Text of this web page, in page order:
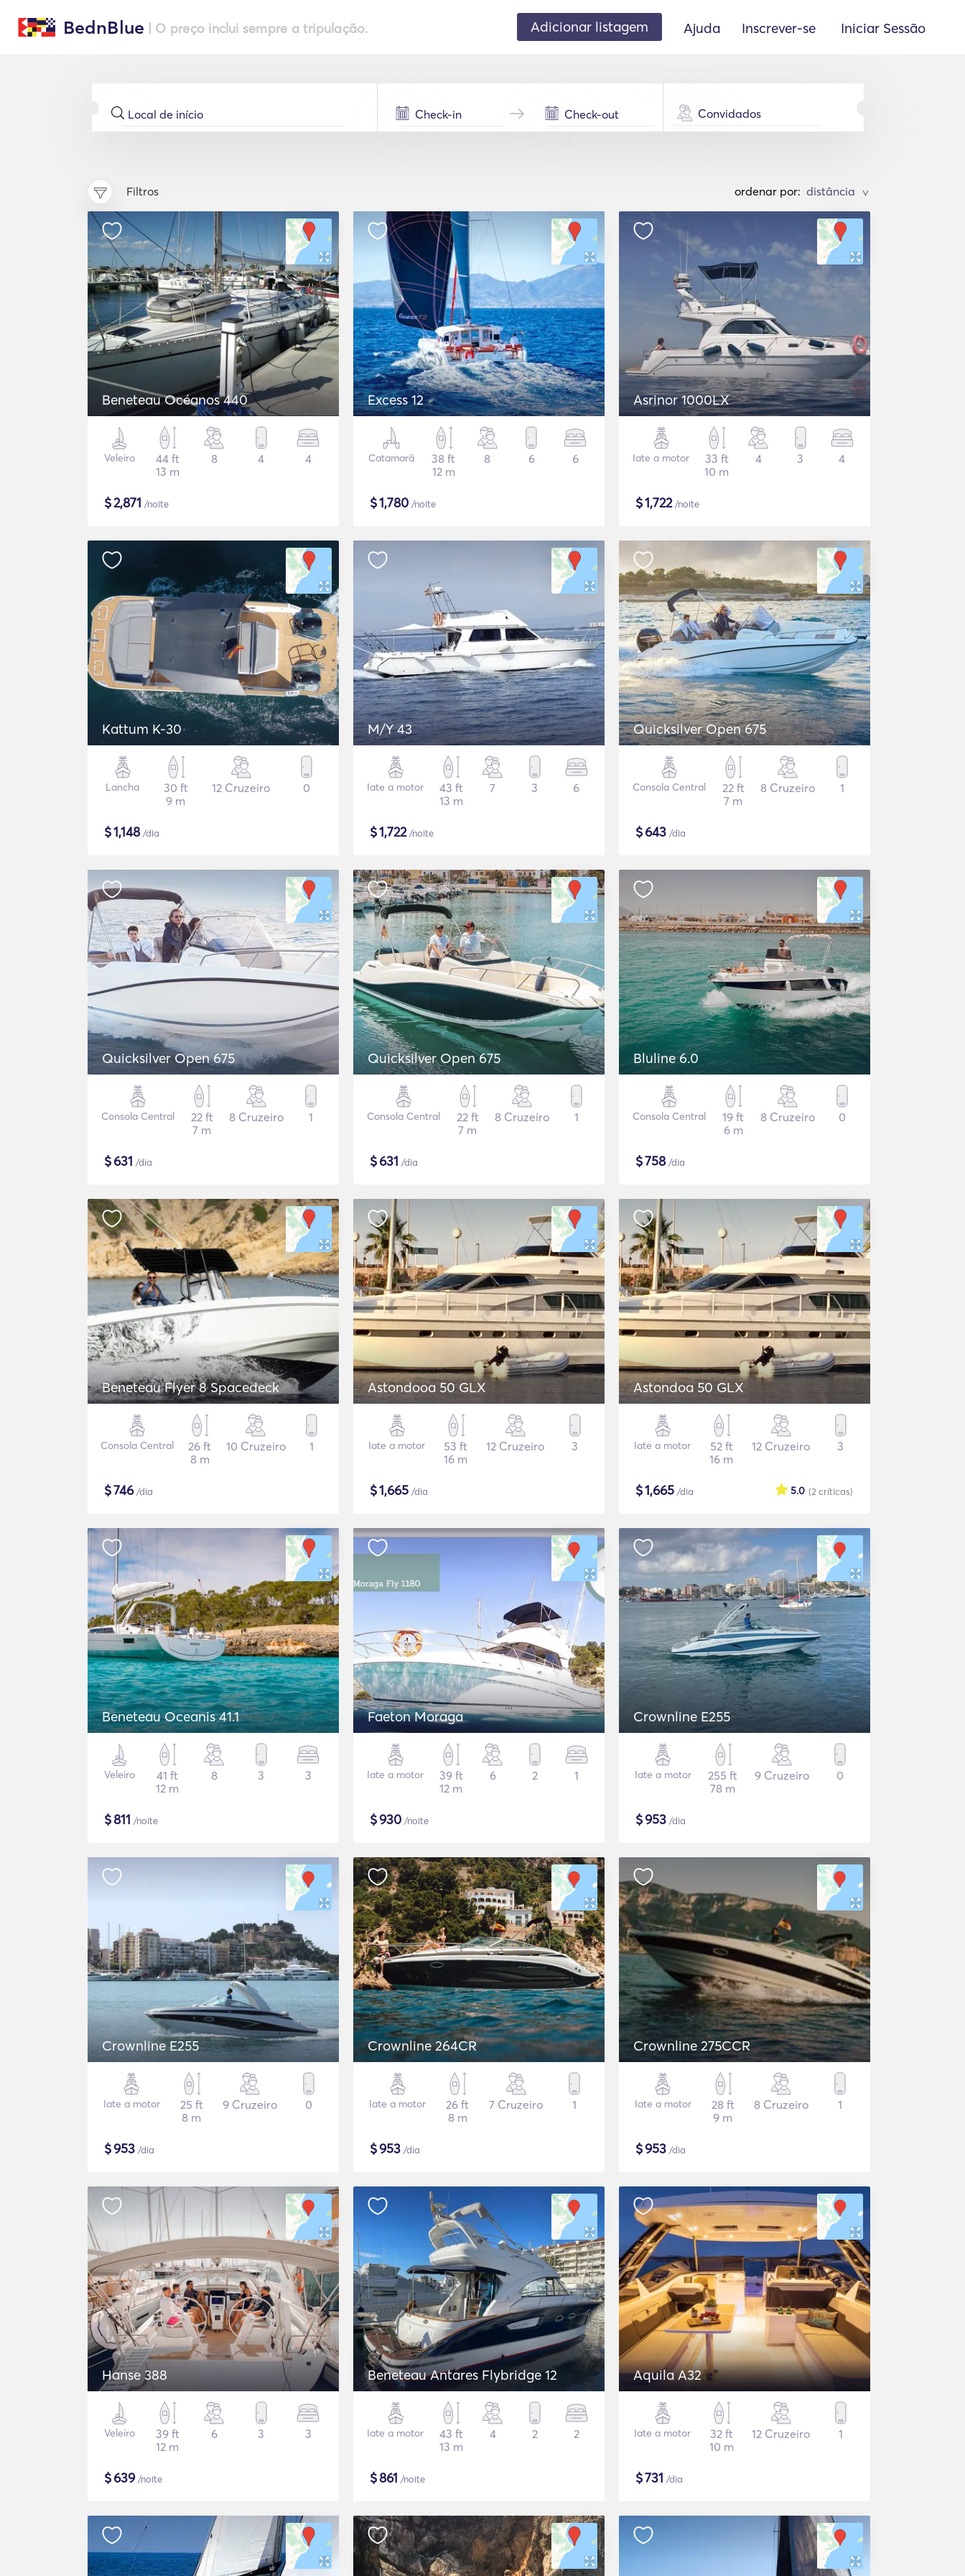
BednBlue | O preço inclui sempre a tripulação. Adicionar listagem Ajuda Inscrever-se Iniciar Sessão
Convidados
Filtros ordenar por: >
Beneteau Océanos 440
Veleiro
44 ft
13 m
8 4 4
$2,871 /noite
Excess 12
Catamarã
38 ft
12 m
8 6 6
$1,780 /noite
Asrinor 1000LX
Iate a motor
33 ft
10 m
4 3 4
$1,722/noite
Kattum K-30
Lancha
30 ft
9 m
12 Cruzeiro 0
$1,148/dia
M/Y 43
Iate a motor
43 ft
13 m
7 3 6
$1,722/noite
Quicksilver Open 675
Consola Central
22 ft
7 m
8 Cruzeiro 1
$643 /dia
Quicksilver Open 675
Consola Central
22 ft
7 m
8 Cruzeiro 1
$631 /dia
Quicksilver Open 675
Consola Central
22 ft
7 m
8 Cruzeiro 1
$631 /dia
Bluline 6.0
Consola Central
19 ft
6 m
8 Cruzeiro 0
$758/dia
Beneteau Flyer 8 Spacedeck
Consola Central
26 ft
8 m
10 Cruzeiro 1
$746/dia
Astondooa 50 GLX
Iate a motor
53 ft
16 m
12 Cruzeiro 3
$1,665 /dia
Astondoa 50 GLX
Iate a motor
52 ft
16 m
12 Cruzeiro 3
$1,665 /dia (2 críticas)
5.0
Beneteau Oceanis 41.1
Veleiro
41 ft
12 m
8 3 3
$811 /noite
Faeton Moraga
Iate a motor
39 ft
12 m
6 2 1
$930 /noite
Crownline E255
Iate a motor
255 ft
78 m
9 Cruzeiro 0
$953 /dia
Crownline E255
Iate a motor
25 ft
8 m
9 Cruzeiro 0
$953 /dia
Crownline 264CR
Iate a motor
26 ft
8 m
7 Cruzeiro 1
$953 /dia
Crownline 275CCR
Iate a motor
28 ft
9 m
8 Cruzeiro 1
$953 /dia
Hanse 388
Veleiro
39 ft
12 m
6 3 3
$639/noite
Beneteau Antares Flybridge 12
Iate a motor
43 ft
13 m
4 2 2
$861 /noite
Aquila A32
Iate a motor
32 ft
10 m
12 Cruzeiro 1
$731 /dia